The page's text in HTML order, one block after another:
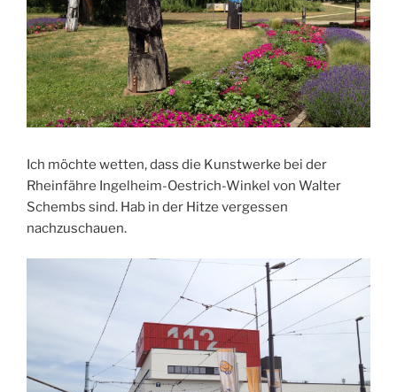
Ich möchte wetten, dass die Kunstwerke bei der
Rheinfähre Ingelheim-Oestrich-Winkel von Walter
Schembs sind. Hab in der Hitze vergessen
nachzuschauen.